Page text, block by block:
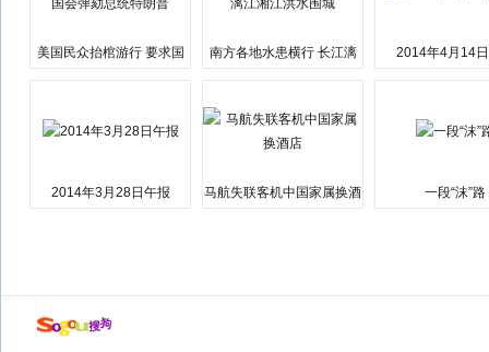
美国民众抬棺游行 要求国
南方各地水患横行 长江漓
2014年4月14
2014年3月28日午报
马航失联客机中国家属换酒
一段“沫”路